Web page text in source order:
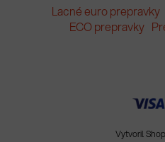
Lacné euro prepravky
ECO prepravky
Vytvoril